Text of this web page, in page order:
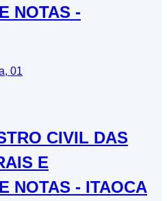
NOTAS -
01
CIVIL DAS
E
NOTAS - ITAOCA